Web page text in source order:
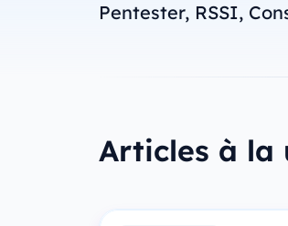
Pentester, RSSI,
Articles à la